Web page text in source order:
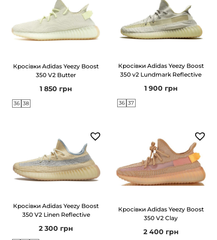
Кросівки Adidas Yeezy Boost
350 V2 Butter
1 850 грн
36 38
Кросівки Adidas Yeezy Boost
350 v2 Lundmark Reflective
1 900 грн
36 37
Кросівки Adidas Yeezy Boost
350 V2 Linen Reflective
2 300 грн
Кросівки Adidas Yeezy Boost
350 V2 Clay
2 400 грн